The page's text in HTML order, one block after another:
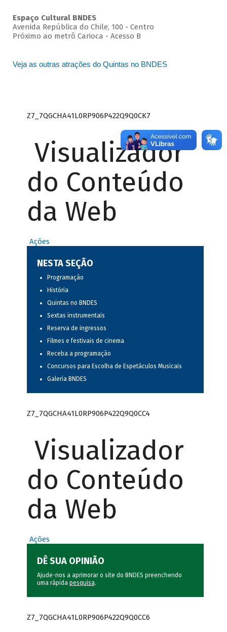
Espaço Cultural BNDES
Avenida República do Chile, 100 - Centro
Próximo ao metrô Carioca - Acesso B
Veja as outras atrações do Quintas no BNDES
Z7_7QGCHA41L0RP906P422Q9Q0CK7
Visualizador
do Conteúdo
da Web
Ações
NESTA SEÇÃO
Programação
História
Quintas no BNDES
Sextas instrumentais
Reserva de ingressos
Filmes e festivais de cinema
Receba a programação
Concursos para Escolha de Espetáculos Musicais
Galeria BNDES
Z7_7QGCHA41L0RP906P422Q9Q0CC4
Visualizador
do Conteúdo
da Web
Ações
DÊ SUA OPINIÃO
Ajude-nos a aprimorar o site do BNDES preenchendo
uma rápida pesquisa.
Z7_7QGCHA41L0RP906P422Q9Q0CC6